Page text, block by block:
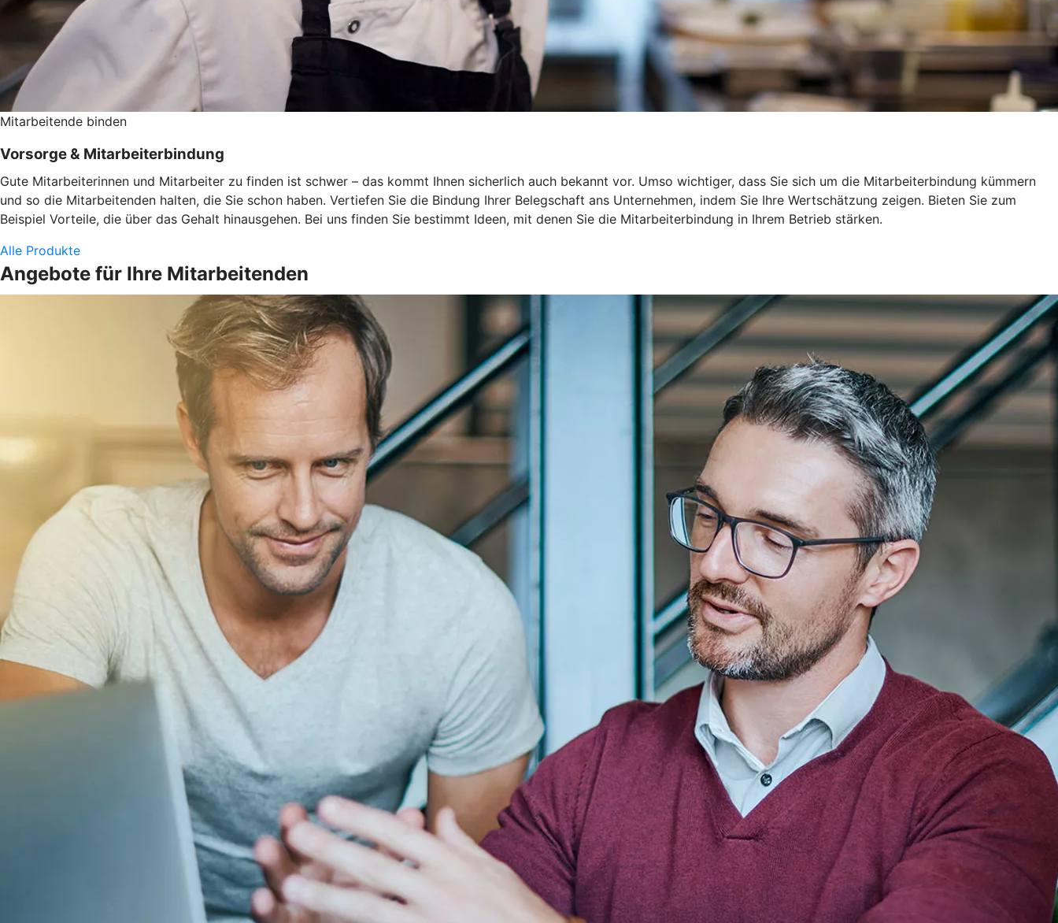
Mitarbeitende binden
Vorsorge & Mitarbeiterbindung
Gute Mitarbeiterinnen und Mitarbeiter zu finden ist schwer – das kommt Ihnen sicherlich auch bekannt vor. Umso wichtiger, dass Sie sich um die Mitarbeiterbindung kümmern
und so die Mitarbeitenden halten, die Sie schon haben. Vertiefen Sie die Bindung Ihrer Belegschaft ans Unternehmen, indem Sie Ihre Wertschätzung zeigen. Bieten Sie zum
Beispiel Vorteile, die über das Gehalt hinausgehen. Bei uns finden Sie bestimmt Ideen, mit denen Sie die Mitarbeiterbindung in Ihrem Betrieb stärken.
Alle Produkte
Angebote für Ihre Mitarbeitenden